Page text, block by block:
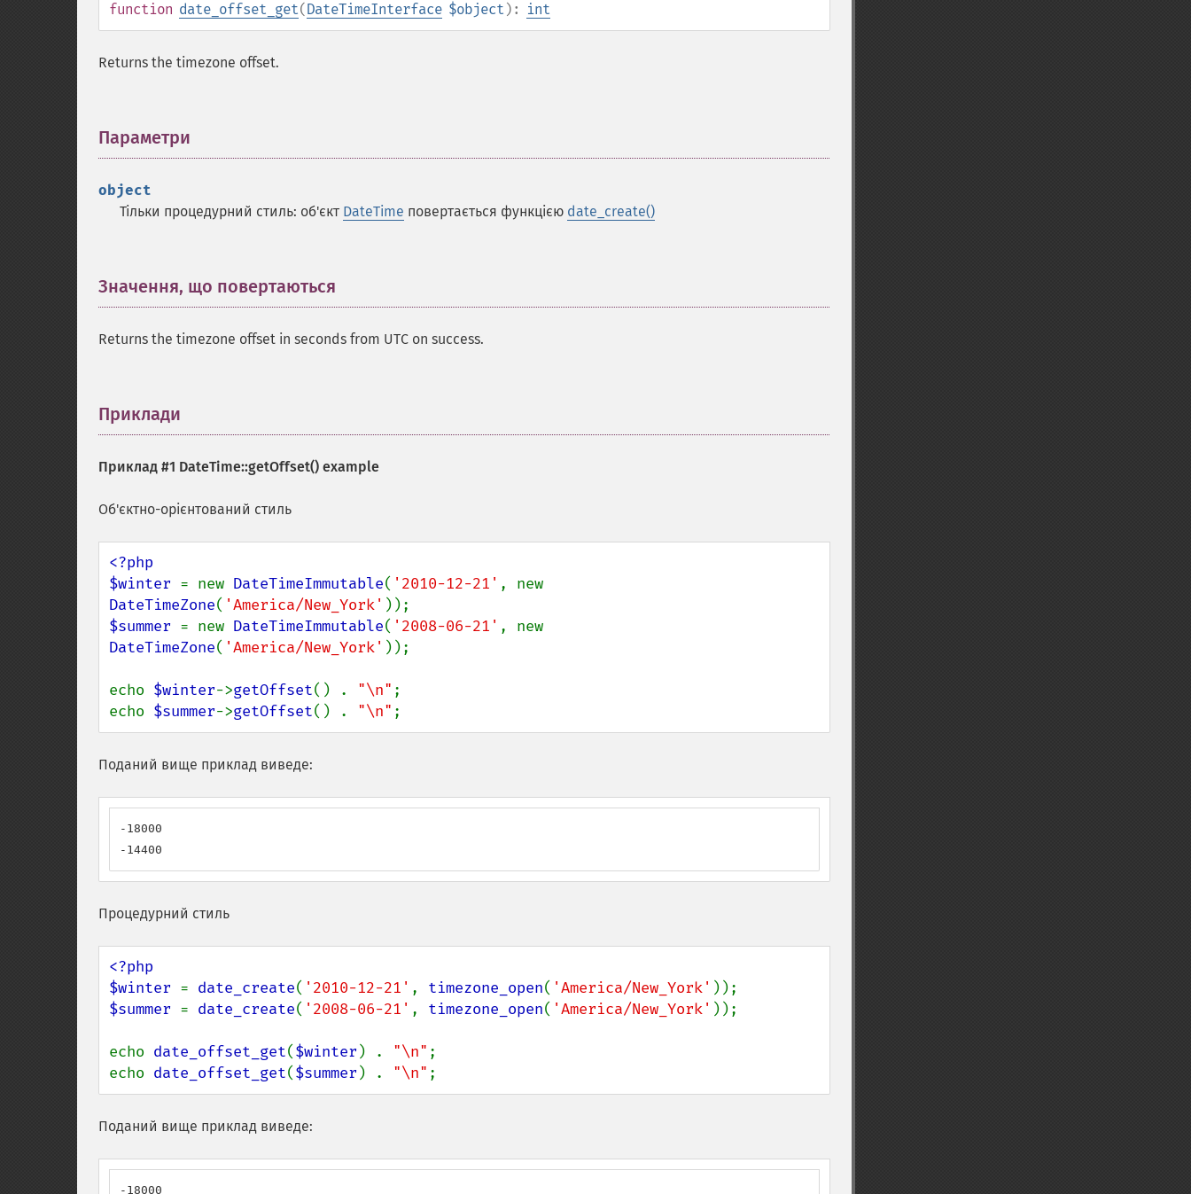
function date_offset_get(DateTimeInterface $object ): int
Returns the timezone offset.
Параметри
object
Тільки процедурний стиль: об'єкт DateTime повертається функцією date_create()
Значення, що повертаються
Returns the timezone offset in seconds from UTC on success.
Приклади
Приклад #1 DateTime::getOffset() example
Об'єктно-орієнтований стиль
<?php
$winter = new DateTimeImmutable( '2010-12-21'
DateTimeZone( 'America/New_York'
$summer = new DateTimeImmutable( '2008-06-21'
DateTimeZone( 'America/New_York' ));
echo $winter->getOffset() . "\n" ;
echo $summer->getOffset() . "\n" ;
Поданий вище приклад виведе:
-18000
-14400
Процедурний стиль
<?php
$winter = date_create( '2010-12-21' , timezone_open( 'America/New_York'
$summer = date_create( '2008-06-21' , timezone_open( 'America/New_York' ));
echo date_offset_get($winter ) . "\n" ;
echo date_offset_get($summer ) . "\n" ;
Поданий вище приклад виведе:
-18000